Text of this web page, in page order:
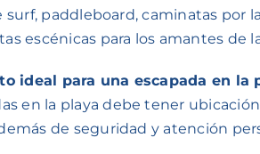
surf, paddleboard, caminatas por
escénicas para los amantes de
ideal para una escapada en la
en la playa debe tener
de seguridad y atención